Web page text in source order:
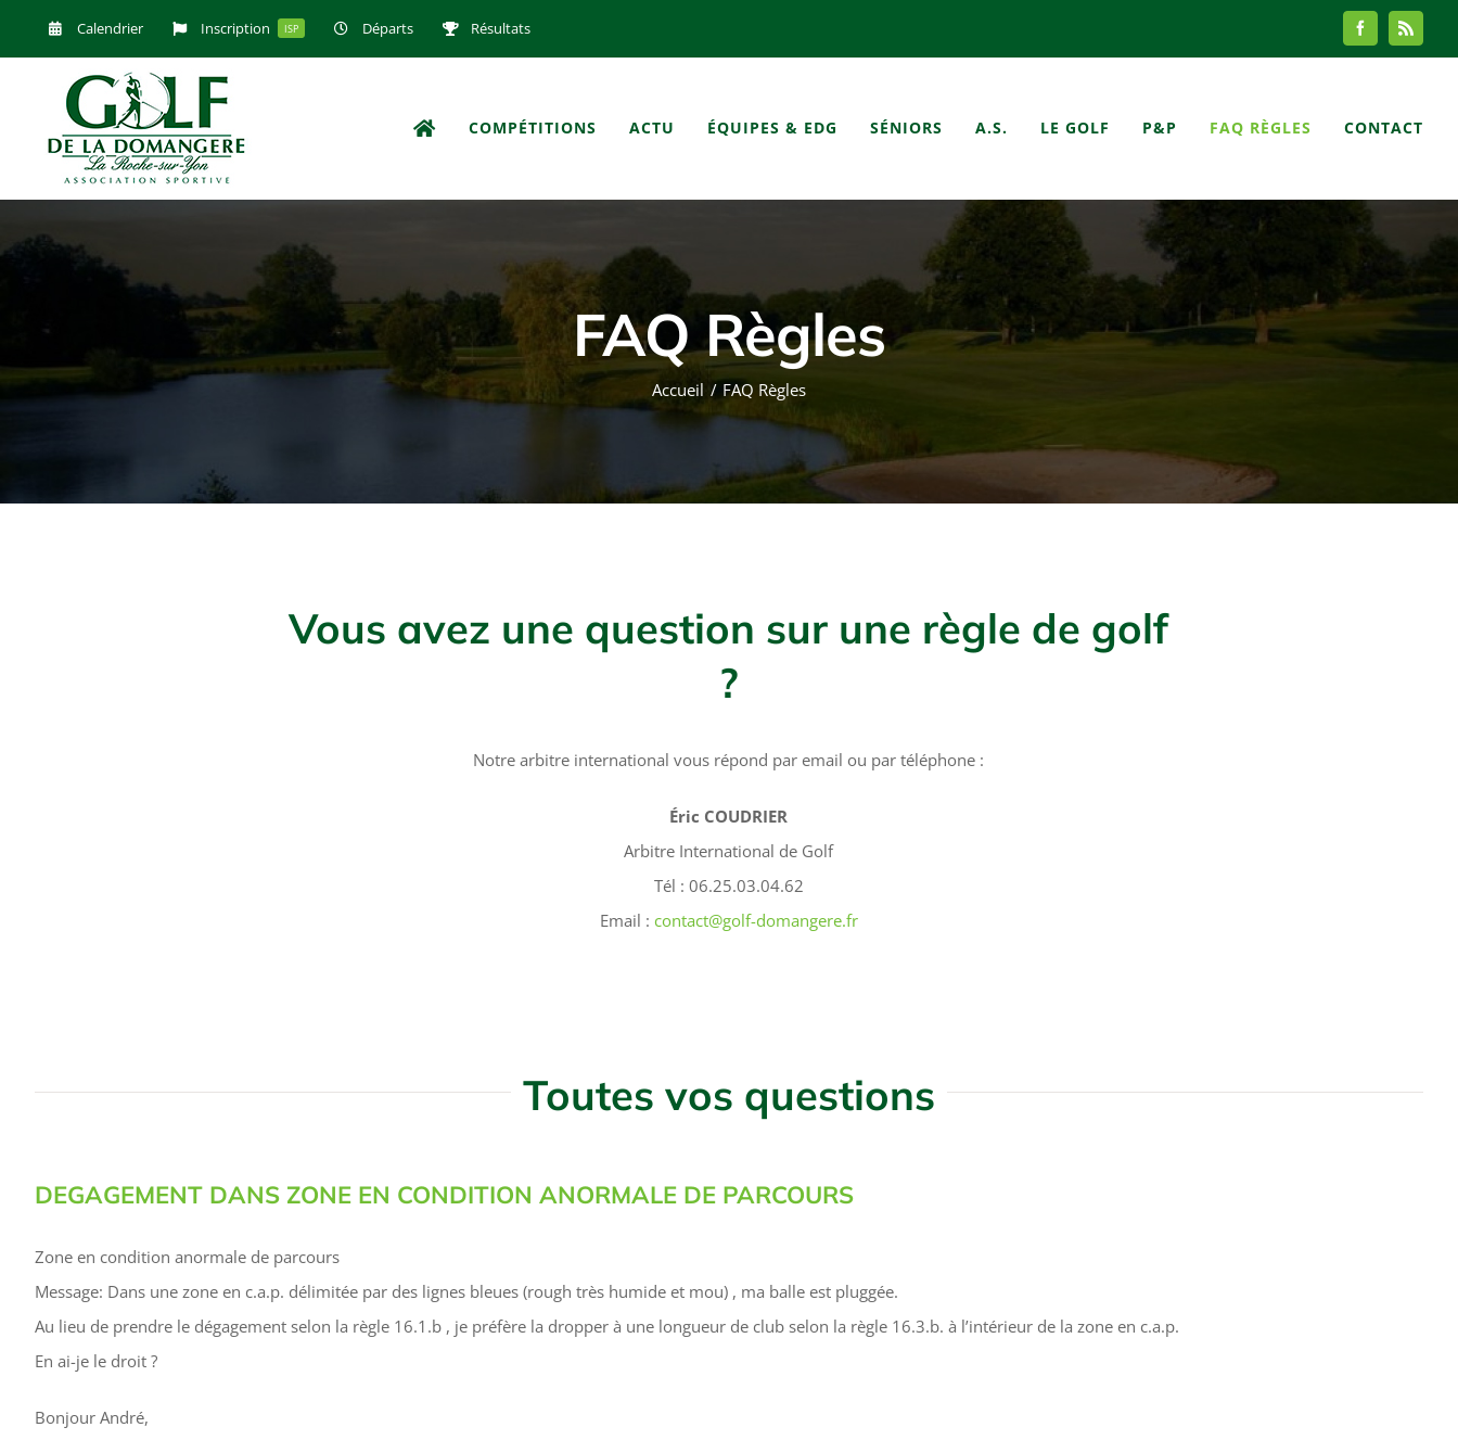
Calendrier Inscription ISP Départs Résultats Facebook
Rss
COMPÉTITIONS ACTU ÉQUIPES & EDG SÉNIORS A.S. LE GOLF P&P FAQ RÈGLES CONTACT
FAQ Règles
Accueil FAQ Règles
Vous avez une question sur une règle de golf
?
Notre arbitre international vous répond par email ou par téléphone :
Éric COUDRIER
Arbitre International de Golf
Tél : 06.25.03.04.62
Email : contact@golf-domangere.fr
Toutes vos questions
DEGAGEMENT DANS ZONE EN CONDITION ANORMALE DE PARCOURS
Zone en condition anormale de parcours
Message: Dans une zone en c.a.p. délimitée par des lignes bleues (rough très humide et mou) , ma balle est pluggée.
Au lieu de prendre le dégagement selon la règle 16.1.b , je préfère la dropper à une longueur de club selon la règle 16.3.b. à l’intérieur de la zone en c.a.p.
En ai-je le droit ?
Bonjour André,